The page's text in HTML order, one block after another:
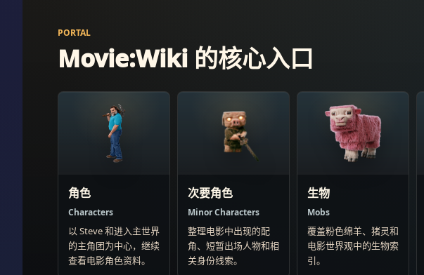
PORTAL
Movie:Wiki 的核心入口
角色
Characters
以 Steve 和进入主世界
的主角团为中心，继续
查看电影角色资料。
次要角色
Minor Characters
整理电影中出现的配
角、短暂出场人物和相
关身份线索。
生物
Mobs
覆盖粉色绵羊、猪灵和
电影世界观中的生物索
引。